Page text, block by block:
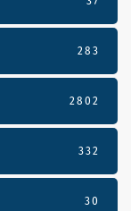
283
2802
332
30